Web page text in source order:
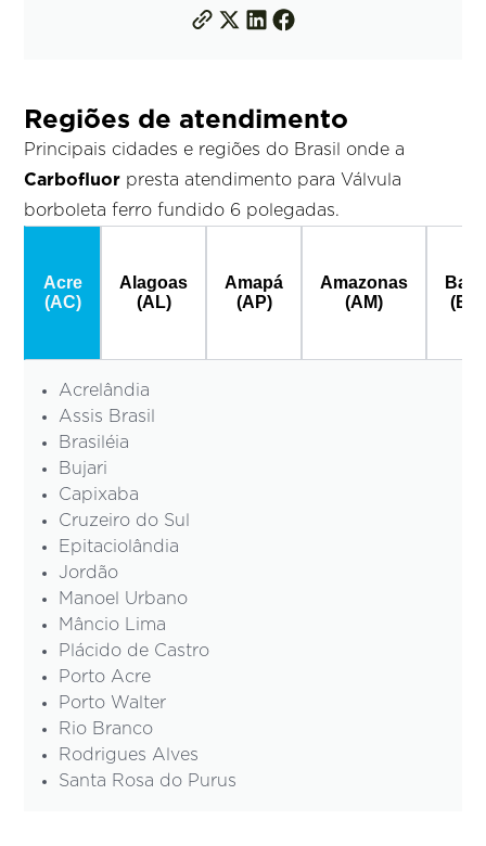
Regiões de atendimento
Principais cidades e regiões do Brasil onde a
Carbofluor presta atendimento para Válvula
borboleta ferro fundido 6 polegadas.
Acre
(AC)
Alagoas
(AL)
Amapá
(AP)
Amazonas
(AM)
Acrelândia
Assis Brasil
Brasiléia
Bujari
Capixaba
Cruzeiro do Sul
Epitaciolândia
Jordão
Manoel Urbano
Mâncio Lima
Plácido de Castro
Porto Acre
Porto Walter
Rio Branco
Rodrigues Alves
Santa Rosa do Purus